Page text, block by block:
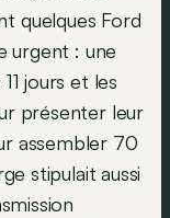
quelques Ford
urgent : une
jours et les
présenter leur
assembler 70
stipulait aussi